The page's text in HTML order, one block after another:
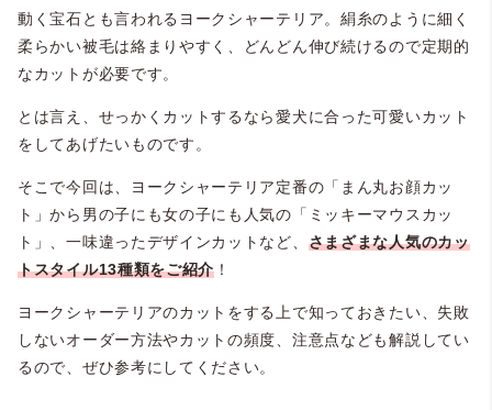
動く宝石とも言われるヨークシャーテリア。絹糸のように細く
柔らかい被毛は絡まりやすく、どんどん伸び続けるので定期的
なカットが必要です。
とは言え、せっかくカットするなら愛犬に合った可愛いカット
をしてあげたいものです。
そこで今回は、ヨークシャーテリア定番の「まん丸お顔カッ
ト」から男の子にも女の子にも人気の「ミッキーマウスカッ
ト」、一味違ったデザインカットなど、 さまざまな人気のカッ
トスタイル13種類をご紹介 ！
ヨークシャーテリアのカットをする上で知っておきたい、失敗
しないオーダー方法やカットの頻度、注意点なども解説してい
るので、ぜひ参考にしてください。